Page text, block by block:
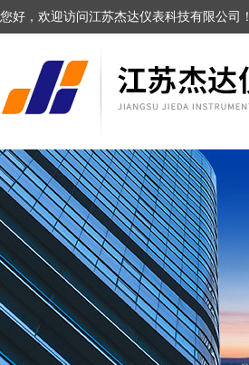
您好，欢迎访问江苏杰达仪表科技有限公司！